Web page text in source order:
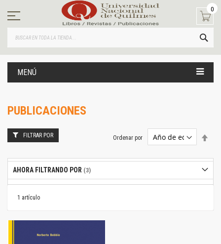
contenido
0
MENÚ
PUBLICACIONES
1 artículo
Ordenar por
FILTRAR POR
AHORA FILTRANDO POR